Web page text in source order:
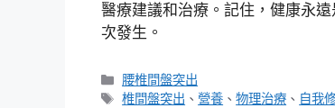
醫療建議和治療。記住，健康永
次發生。
分
類
腰椎間盤突出
標
椎間盤突出 、營養 、物理治療 、 自我